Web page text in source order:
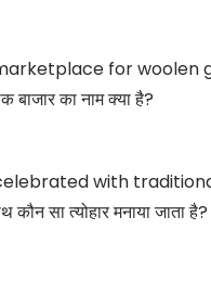
for woolen
बाजार का नाम क्या है?
with
सा त्योहार मनाया जाता है?